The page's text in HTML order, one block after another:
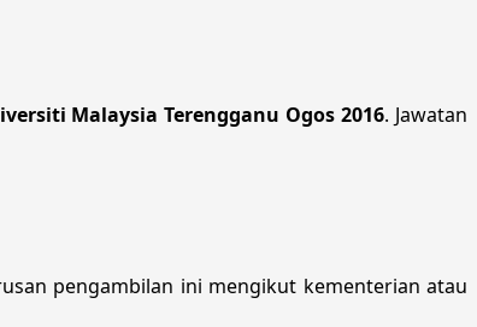
Malaysia Terengganu Ogos 2016. Jawatan
pengambilan ini mengikut kementerian atau